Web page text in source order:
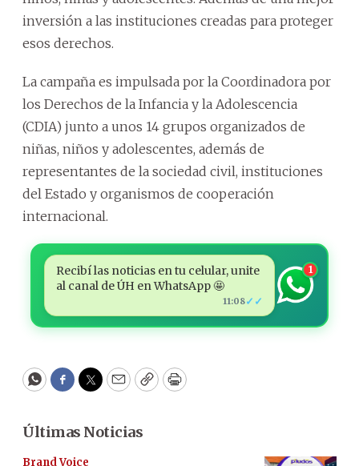
inversión a las instituciones creadas para proteger
esos derechos.
La campaña es impulsada por la Coordinadora por
los Derechos de la Infancia y la Adolescencia
(CDIA) junto a unos 14 grupos organizados de
niñas, niños y adolescentes, además de
representantes de la sociedad civil, instituciones
del Estado y organismos de cooperación
internacional.
Recibí las noticias en tu celular, unite
al canal de ÚH en WhatsApp 🤩
11:08✓✓
1
WhatsApp
Facebook
Twitter
EmailCopyPrint
Últimas Noticias
Brand Voice